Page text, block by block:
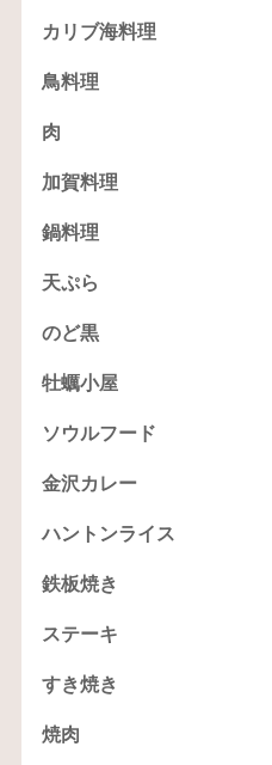
カリブ海料理
鳥料理
肉
加賀料理
鍋料理
天ぷら
のど黒
牡蠣小屋
ソウルフード
金沢カレー
ハントンライス
鉄板焼き
ステーキ
すき焼き
焼肉